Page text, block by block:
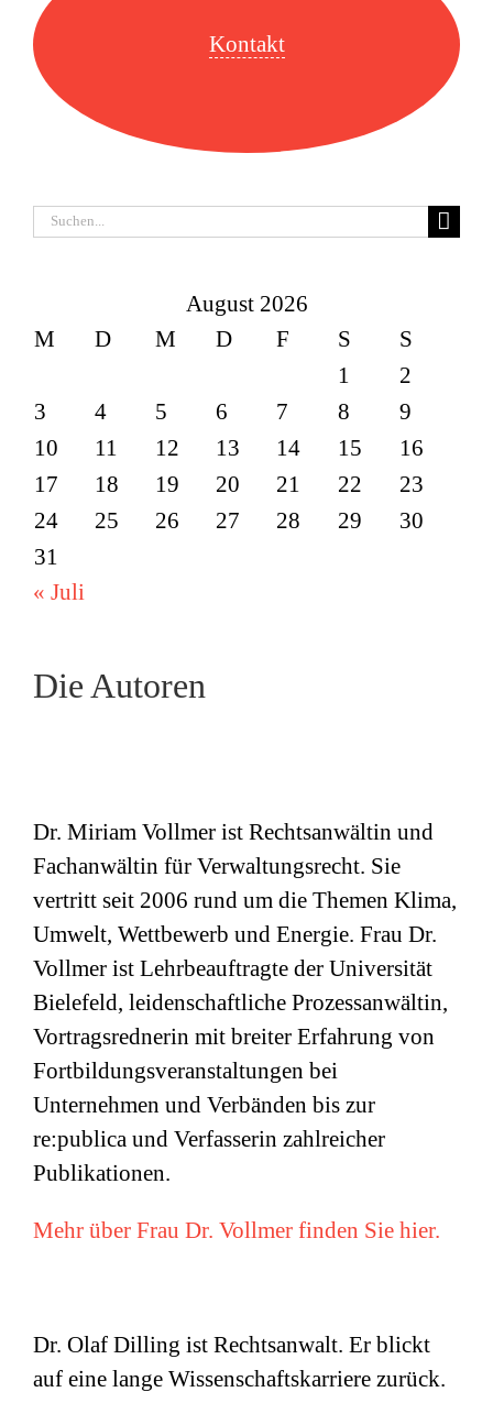
Kontakt
Suche
August 2026
M
D M D F S
S
1
2
3
4 5 6 7 8
9
10
11 12 13 14 15
16
17
18 19 20 21 22
23
24
25 26 27 28 29
30
31
« Juli
Die Autoren
Dr. Miriam Vollmer ist Rechtsanwältin und
Fachanwältin für Verwaltungsrecht. Sie
vertritt seit 2006 rund um die Themen Klima,
Umwelt, Wettbewerb und Energie. Frau Dr.
Vollmer ist Lehrbeauftragte der Universität
Bielefeld, leidenschaftliche Prozessanwältin,
Vortragsrednerin mit breiter Erfahrung von
Fortbildungsveranstaltungen bei
Unternehmen und Verbänden bis zur
re:publica und Verfasserin zahlreicher
Publikationen.
Mehr über Frau Dr. Vollmer finden Sie hier.
Dr. Olaf Dilling ist Rechtsanwalt. Er blickt
auf eine lange Wissenschaftskarriere zurück.